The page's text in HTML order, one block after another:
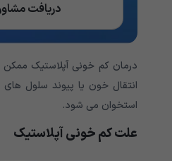
دریافت
درمان کم خونی آپلاستیک
انتقال خون یا پیوند سلول های
استخوان می شود.
علت کم خونی آپلاستیک